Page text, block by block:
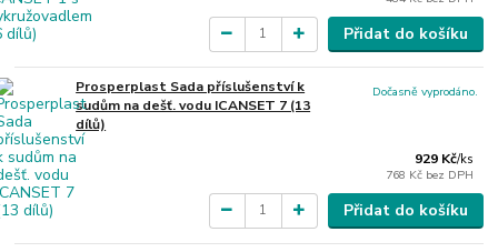
Přidat do košíku
Prosperplast Sada příslušenství k
sudům na dešť. vodu ICANSET 7 (13
dílů)
929 Kč/ks
768 Kč bez DPH
Dočasně vyprodáno.
Přidat do košíku